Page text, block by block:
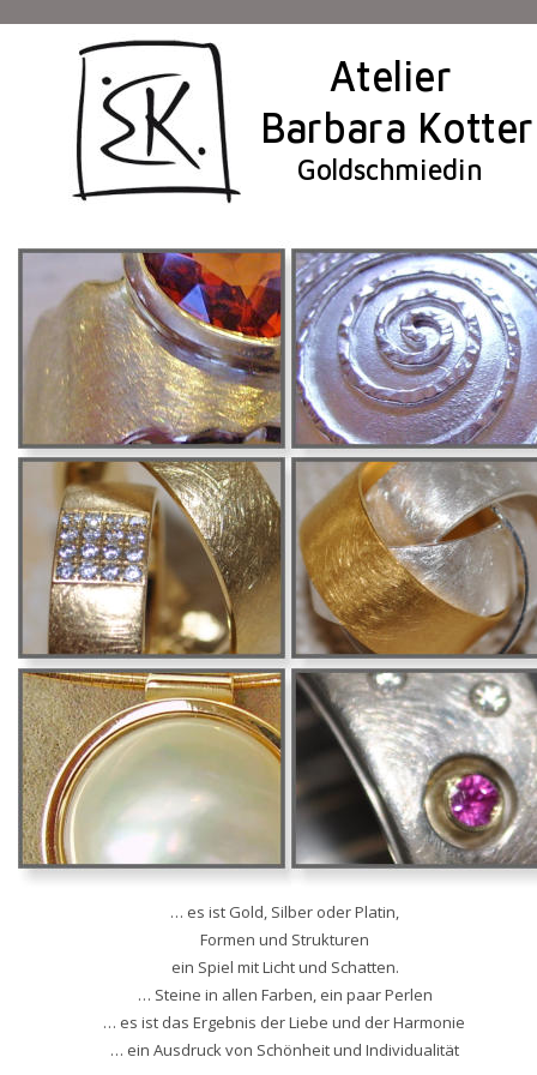
… es ist Gold, Silber oder Platin,
Formen und Strukturen
ein Spiel mit Licht und Schatten.
… Steine in allen Farben, ein paar Perlen
… es ist das Ergebnis der Liebe und der Harmonie
… ein Ausdruck von Schönheit und Individualität
Atelier
Barbara Kotter
Goldschmiedin